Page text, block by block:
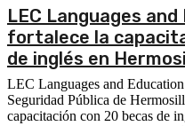
LEC Languages
fortalece la
de inglés en
LEC Languages and
Seguridad Pública de
capacitación con 20 becas de